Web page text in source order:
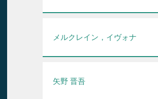
メルクレイン，イヴォナ
矢野 晋吾